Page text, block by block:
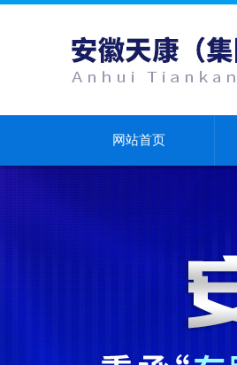
网站首页